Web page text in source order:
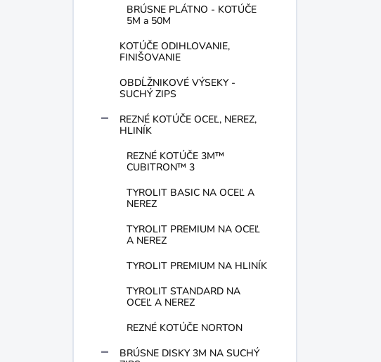
BRÚSNE PLÁTNO - KOTÚČE
5M a 50M
KOTÚČE ODIHLOVANIE,
FINIŠOVANIE
OBDĹŽNIKOVÉ VÝSEKY -
SUCHÝ ZIPS
REZNÉ KOTÚČE OCEĽ, NEREZ,
HLINÍK
REZNÉ KOTÚČE 3M™
CUBITRON™ 3
TYROLIT BASIC NA OCEĽ A
NEREZ
TYROLIT PREMIUM NA OCEĽ
A NEREZ
TYROLIT PREMIUM NA HLINÍK
TYROLIT STANDARD NA
OCEĽ A NEREZ
REZNÉ KOTÚČE NORTON
BRÚSNE DISKY 3M NA SUCHÝ